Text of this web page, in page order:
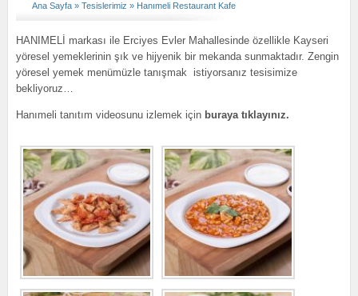
Ana Sayfa» Tesislerimiz » Hanımeli Restaurant Kafe
HANIMELİ markası ile Erciyes Evler Mahallesinde özellikle Kayseri
yöresel yemeklerinin şık ve hijyenik bir mekanda sunmaktadır. Zengin
yöresel yemek menümüzle tanışmak istiyorsanız tesisimize
bekliyoruz…
Hanımeli tanıtım videosunu izlemek için buraya tıklayınız.